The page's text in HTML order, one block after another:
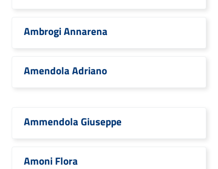
Ambrogi Annarena
Amendola Adriano
Ammendola Giuseppe
Amoni Flora